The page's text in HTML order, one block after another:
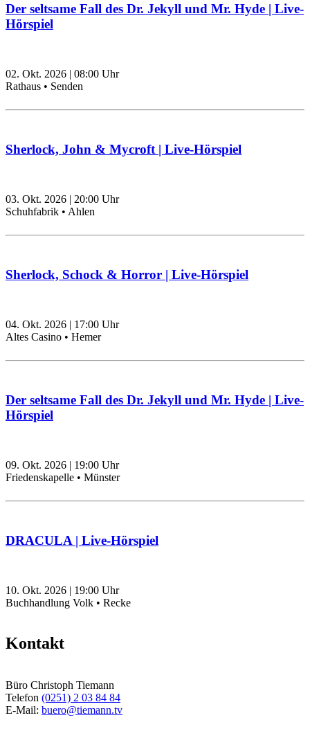
Der seltsame Fall des Dr. Jekyll und Mr. Hyde | Live-
Hörspiel
02. Okt. 2026 | 08:00 Uhr
Rathaus • Senden
Sherlock, John & Mycroft | Live-Hörspiel
03. Okt. 2026 | 20:00 Uhr
Schuhfabrik • Ahlen
Sherlock, Schock & Horror | Live-Hörspiel
04. Okt. 2026 | 17:00 Uhr
Altes Casino • Hemer
Der seltsame Fall des Dr. Jekyll und Mr. Hyde | Live-
Hörspiel
09. Okt. 2026 | 19:00 Uhr
Friedenskapelle • Münster
DRACULA | Live-Hörspiel
10. Okt. 2026 | 19:00 Uhr
Buchhandlung Volk • Recke
Kontakt
Büro Christoph Tiemann
Telefon (0251) 2 03 84 84
E-Mail: buero@tiemann.tv